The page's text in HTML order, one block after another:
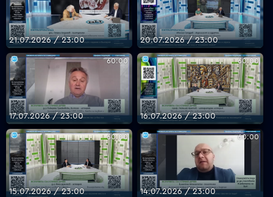
21.07.2026 / 23:00 20.07.2026 / 23:00
60:00
17.07.2026 / 23:00
60:00
16.07.2026 / 23:00
60:00
15.07.2026 / 23:00
60:00
14.07.2026 / 23:00